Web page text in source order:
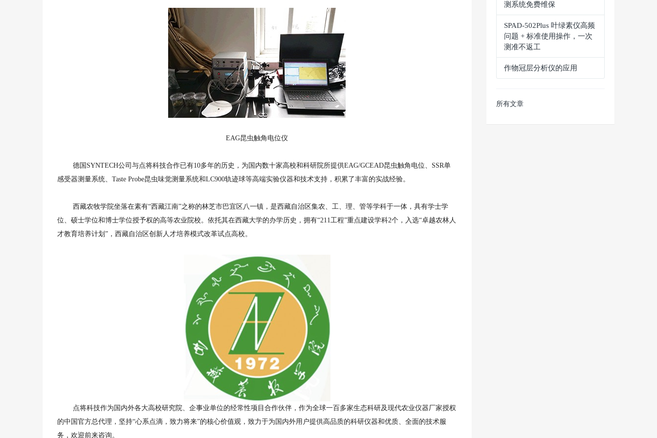
EAG昆虫触角电位仪
德国SYNTECH公司与点将科技合作已有10多年的历史，为国内数十家高校和科研院所提供EAG/GCEAD昆虫触角电位、SSR单
感受器测量系统、Taste Probe昆虫味觉测量系统和LC900轨迹球等高端实验仪器和技术支持，积累了丰富的实战经验。
西藏农牧学院坐落在素有“西藏江南”之称的林芝市巴宜区八一镇，是西藏自治区集农、工、理、管等学科于一体，具有学士学
位、硕士学位和博士学位授予权的高等农业院校。依托其在西藏大学的办学历史，拥有“211工程”重点建设学科2个，入选“卓越农林人
才教育培养计划”，西藏自治区创新人才培养模式改革试点高校。
点将科技作为国内外各大高校研究院、企事业单位的经常性项目合作伙伴，作为全球一百多家生态科研及现代农业仪器厂家授权
的中国官方总代理，坚持“心系点滴，致力将来”的核心价值观，致力于为国内外用户提供高品质的科研仪器和优质、全面的技术服
务，欢迎前来咨询。
测系统免费维保
SPAD‑502Plus 叶绿素仪高频
问题 + 标准使用操作，一次
测准不返工
作物冠层分析仪的应用
所有文章